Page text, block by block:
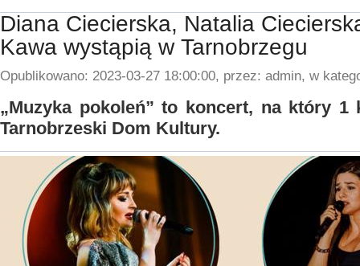
Diana Ciecierska, Natalia
Kawa wystąpią w Tarnobrzegu
Opublikowano: 2023-03-27 18:00:00, przez: admin, w
„Muzyka pokoleń” to koncert, na który 1
Tarnobrzeski Dom Kultury.